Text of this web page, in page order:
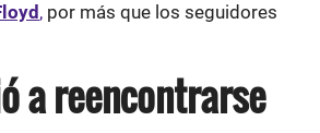
, por más que los seguidores
a reencontrarse